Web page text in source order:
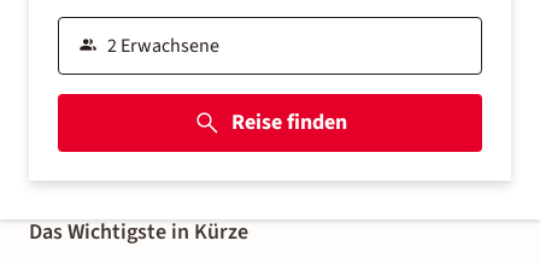
Reise finden
Das Wichtigste in Kürze